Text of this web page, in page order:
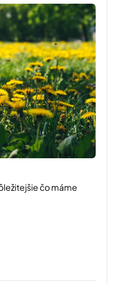
čo máme